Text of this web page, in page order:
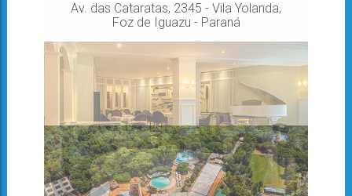
Av. das Cataratas, 2345 - Vila Yolanda,
Foz de Iguazu - Paraná